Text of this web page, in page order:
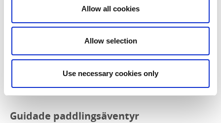
Allow all cookies
Allow selection
Use necessary cookies only
Guidade paddlingsäventyr